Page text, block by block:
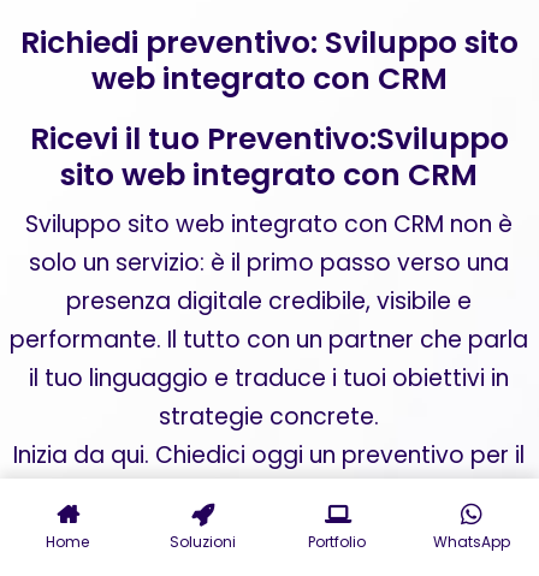
Richiedi preventivo: Sviluppo sito
web integrato con CRM
Ricevi il tuo Preventivo:Sviluppo
sito web integrato con CRM
Sviluppo sito web integrato con CRM non è
solo un servizio: è il primo passo verso una
presenza digitale credibile, visibile e
performante. Il tutto con un partner che parla
il tuo linguaggio e traduce i tuoi obiettivi in
strategie concrete.
Inizia da qui. Chiedici oggi un preventivo per il
digital marketing personalizzata. La
Home Soluzioni Portfolio WhatsApp